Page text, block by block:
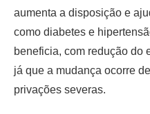
aumenta a disposição e
como diabetes e
beneficia, com redução do
já que a mudança ocorre
privações severas.